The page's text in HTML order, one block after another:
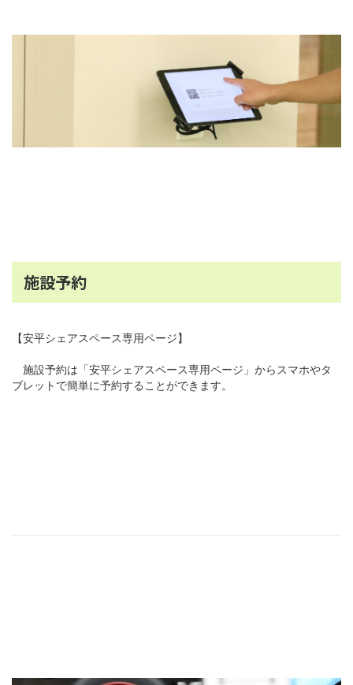
施設予約
【安平シェアスペース専用ページ】
施設予約は「安平シェアスペース専用ページ」からスマホやタ
ブレットで簡単に予約することができます。